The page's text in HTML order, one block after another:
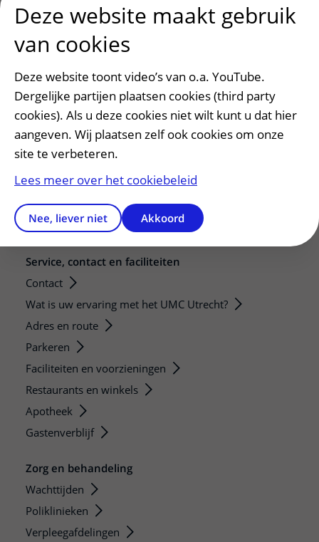
Research
Strategic programs
Researchers
Research technologies
Verwijzers
Mijn patiënt verwijzen
Teleconsult aanvragen
Diagnostiek aanvragen
Zorgverlenersportaal
Service, contact en faciliteiten
Contact
Wat is uw ervaring met het UMC Utrecht?
Adres en route
Parkeren
Faciliteiten en voorzieningen
Restaurants en winkels
Apotheek
Gastenverblijf
Zorg en behandeling
Wachttijden
Poliklinieken
Verpleegafdelingen
Deze website maakt gebruik
van cookies
Deze website toont video’s van o.a. YouTube.
Dergelijke partijen plaatsen cookies (third party
cookies). Als u deze cookies niet wilt kunt u dat hier
aangeven. Wij plaatsen zelf ook cookies om onze
site te verbeteren.
Lees meer over het cookiebeleid
Nee, liever niet Akkoord